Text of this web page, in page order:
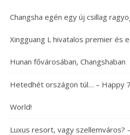
Changsha egén egy új csillag
Xingguang L hivatalos premier és
Hunan fővárosában, Changshaban
Hetedhét országon túl… – Happy
World!
Luxus resort, vagy szellemváros?